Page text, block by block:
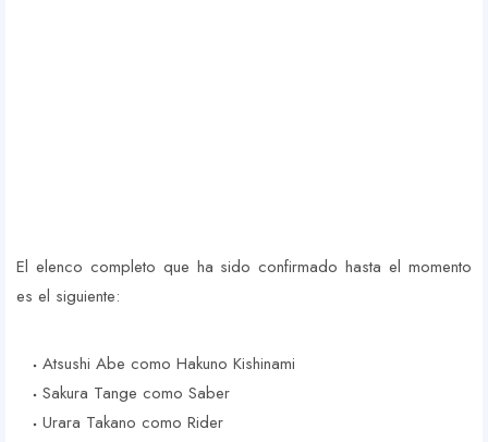
El elenco completo que ha sido confirmado hasta el momento
es el siguiente:
Atsushi Abe como Hakuno Kishinami
Sakura Tange como Saber
Urara Takano como Rider